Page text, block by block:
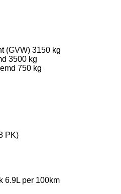
(GVW) 3150 kg
3500 kg
750 kg
PK)
6.9L per 100km